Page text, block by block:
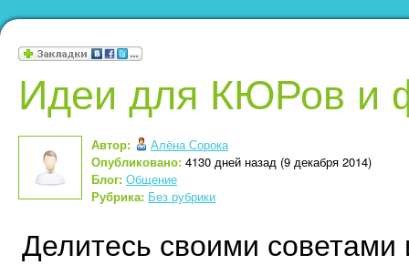
Идеи для КЮРов и
Автор:
Алёна Сорока
Опубликовано: 4130 дней назад (9 декабря 2014)
Блог: Общение
Рубрика: Без рубрики
Делитесь своими